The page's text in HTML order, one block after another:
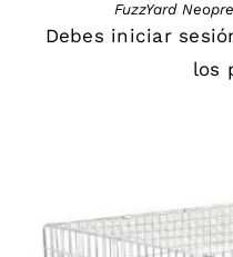
FuzzYard
Debes iniciar
los